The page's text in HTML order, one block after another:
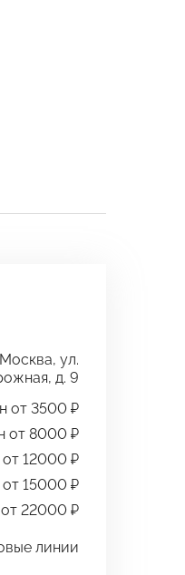
Москва, ул.
д. 9
от 3500 ₽
от 8000 ₽
12000 ₽
15000 ₽
22000 ₽
линии